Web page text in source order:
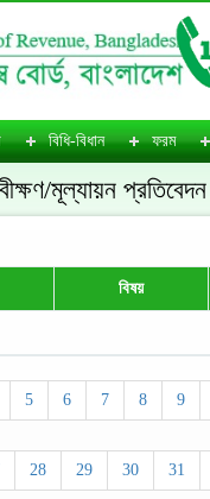
বিধি-বিধান ফরম
মূল্যায়ন প্রতিবেদন
বিষয়
5 6 7 8 9
28 29 30 31